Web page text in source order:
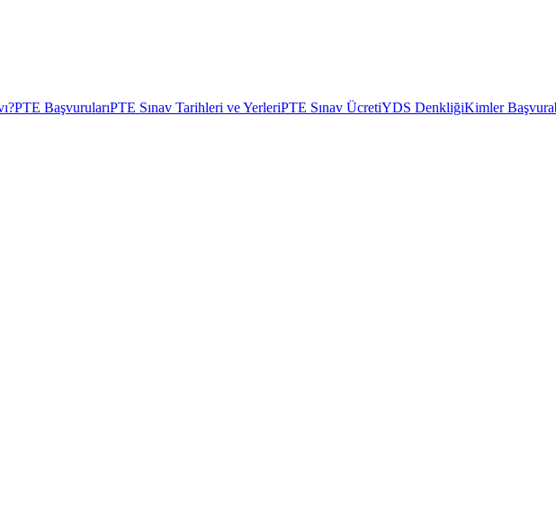
PTE BaşvurularıPTE Sınav Tarihleri ve YerleriPTE Sınav ÜcretiYDS DenkliğiKimler